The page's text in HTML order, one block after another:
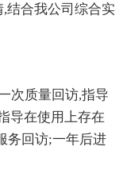
结合我公司综合实
次质量回访,指导
导在使用上存在
务回访;一年后进